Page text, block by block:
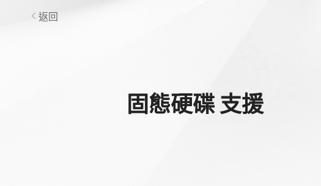
固態硬碟 支援
返回